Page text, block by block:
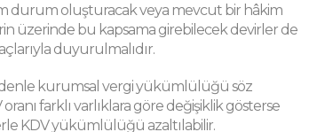
durum oluşturacak veya mevcut bir hâkim
üzerinde bu kapsama girebilecek devirler de
duyurulmalıdır.
kurumsal vergi yükümlülüğü söz
farklı varlıklara göre değişiklik gösterse
KDV yükümlülüğü azaltılabilir.